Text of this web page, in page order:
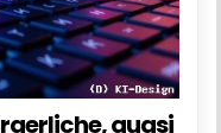
quasi